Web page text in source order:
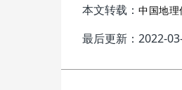
本文转载： 中国地理
最后更新：2022-